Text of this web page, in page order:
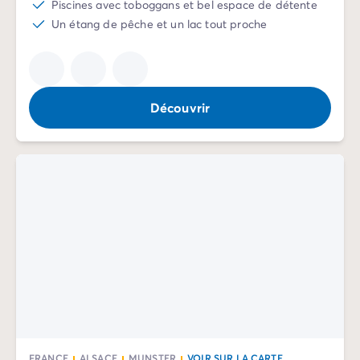
Camping Costa Blanca
Camping Valence
Camping Italie
Camping Abruzzes
Piscines avec toboggans et bel espace de détente
Un étang de pêche et un lac tout proche
Découvrir